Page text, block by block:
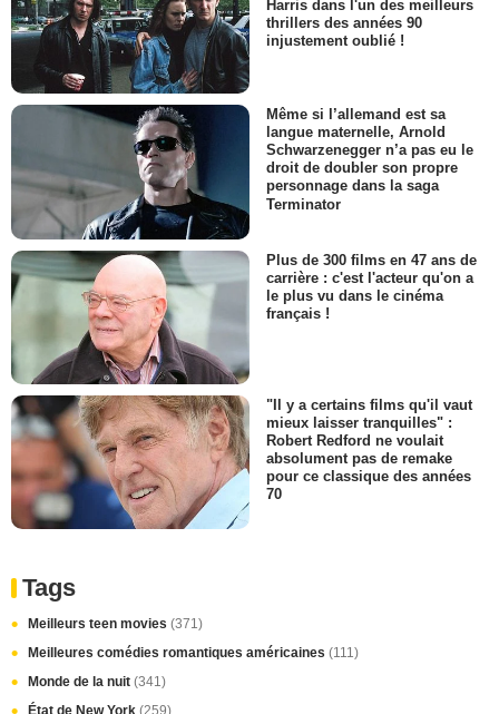
Harris dans l'un des meilleurs
thrillers des années 90
injustement oublié !
Même si l’allemand est sa
langue maternelle, Arnold
Schwarzenegger n’a pas eu le
droit de doubler son propre
personnage dans la saga
Terminator
Plus de 300 films en 47 ans de
carrière : c'est l'acteur qu'on a
le plus vu dans le cinéma
français !
"Il y a certains films qu'il vaut
mieux laisser tranquilles" :
Robert Redford ne voulait
absolument pas de remake
pour ce classique des années
70
Tags
Meilleurs teen movies (371)
Meilleures comédies romantiques américaines (111)
Monde de la nuit (341)